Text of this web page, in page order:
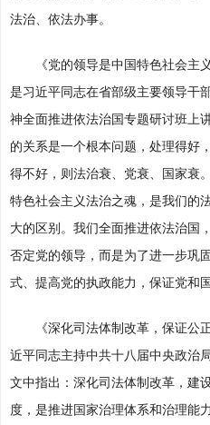
法治、依法办事。
《党的领导是中国特色社会主义
是习近平同志在省部级主要领导干
神全面推进依法治国专题研讨班上
的关系是一个根本问题，处理得好
得不好，则法治衰、党衰、国家衰
特色社会主义法治之魂，是我们的
大的区别。我们全面推进依法治国
否定党的领导，而是为了进一步巩
式、提高党的执政能力，保证党和
《深化司法体制改革，保证公正
近平同志主持中共十八届中央政治
文中指出：深化司法体制改革，建
度，是推进国家治理体系和治理能